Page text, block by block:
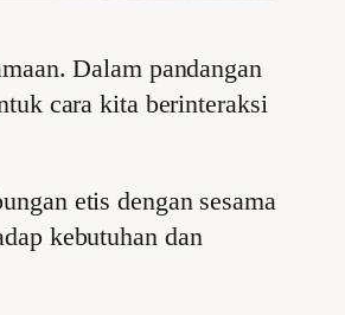
Dalam pandangan
cara kita berinteraksi
etis dengan sesama
kebutuhan dan